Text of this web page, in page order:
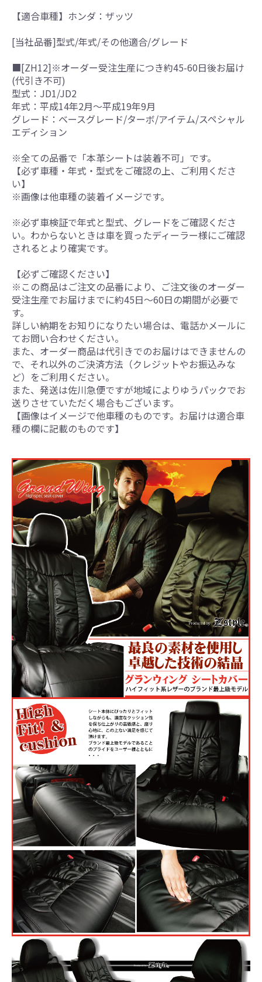
【適合車種】ホンダ：ザッツ
[当社品番]型式/年式/その他適合/グレード
■[ZH12]※オーダー受注生産につき約45-60日後お届け
(代引き不可)
型式：JD1/JD2
年式：平成14年2月～平成19年9月
グレード：ベースグレード/ターボ/アイテム/スペシャル
エディション
※全ての品番で「本革シートは装着不可」です。
【必ず車種・年式・型式をご確認の上、ご利用くださ
い】
※画像は他車種の装着イメージです。
※必ず車検証で年式と型式、グレードをご確認くださ
い。わからないときは車を買ったディーラー様にご確認
されるとより確実です。
【必ずご確認ください】
※この商品はご注文の品番により、ご注文後のオーダー
受注生産でお届けまでに約45日～60日の期間が必要で
す。
詳しい納期をお知りになりたい場合は、電話かメールに
てお問い合わせください。
また、オーダー商品は代引きでのお届けはできませんの
で、それ以外のご決済方法（クレジットやお振込みな
ど）をご利用ください。
また、発送は佐川急便ですが地域によりゆうパックでお
送りさせていただく場合もございます。
【画像はイメージで他車種のものです。お届けは適合車
種の欄に記載のものです】